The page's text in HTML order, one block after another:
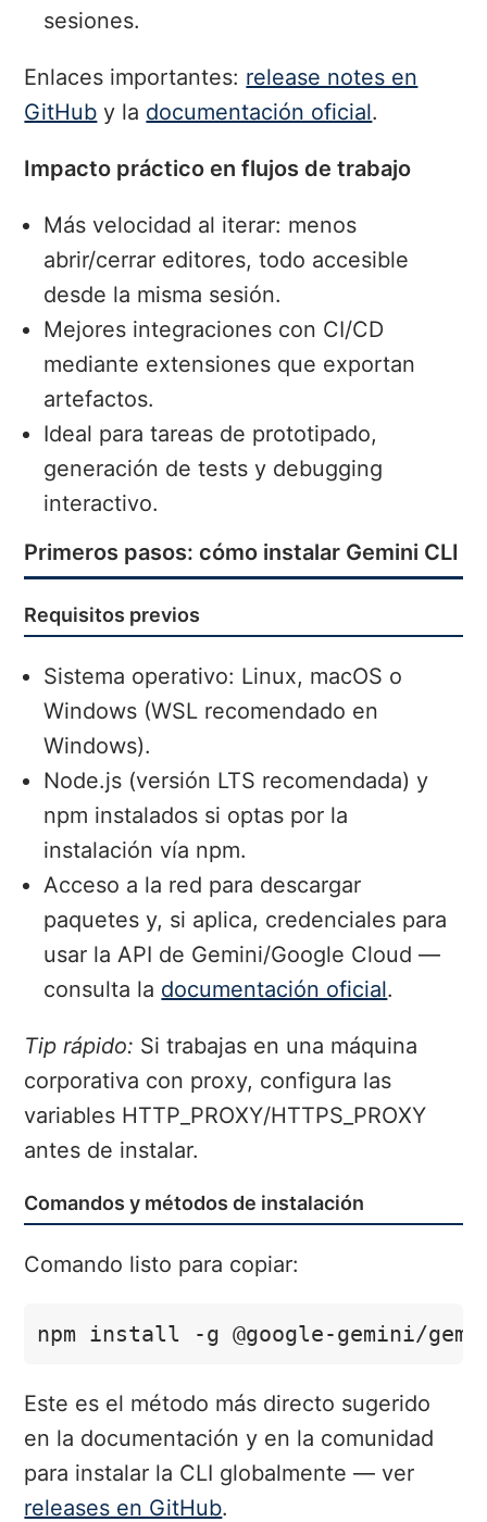
sesiones.
Enlaces importantes: release notes en
GitHub y la documentación oficial.
Impacto práctico en flujos de trabajo
Más velocidad al iterar: menos
abrir/cerrar editores, todo accesible
desde la misma sesión.
Mejores integraciones con CI/CD
mediante extensiones que exportan
artefactos.
Ideal para tareas de prototipado,
generación de tests y debugging
interactivo.
Primeros pasos: cómo instalar Gemini CLI
Requisitos previos
Sistema operativo: Linux, macOS o
Windows (WSL recomendado en
Windows).
Node.js (versión LTS recomendada) y
npm instalados si optas por la
instalación vía npm.
Acceso a la red para descargar
paquetes y, si aplica, credenciales para
usar la API de Gemini/Google Cloud —
consulta la documentación oficial.
Tip rápido: Si trabajas en una máquina
corporativa con proxy, configura las
variables HTTP_PROXY/HTTPS_PROXY
antes de instalar.
Comandos y métodos de instalación
Comando listo para copiar:
npm install -g @google-gemini/
Este es el método más directo sugerido
en la documentación y en la comunidad
para instalar la CLI globalmente — ver
releases en GitHub.